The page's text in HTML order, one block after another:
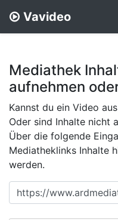
Vavideo
Mediathek
aufnehmen
Kannst du ein Video
Oder sind Inhalte nicht
Über die folgende
Mediatheklinks Inhalte
werden.